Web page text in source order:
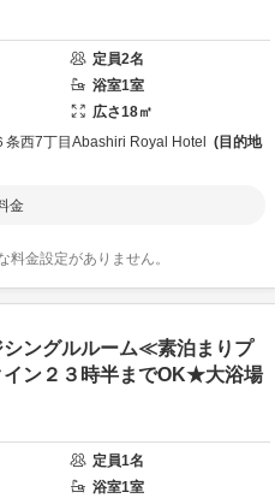
定員2名
浴室1室
広さ18㎡
条西7丁目 Abashiri Royal Hotel
目的地
金
料金設定がありません。
シングルルーム≪素泊まりプ
ン２３時半までOK★大浴場
定員1名
浴室1室